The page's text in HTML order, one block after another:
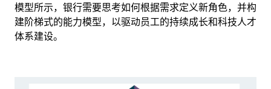
模型所示，银行需要思考如何根据需求定义新角色，并构
建阶梯式的能力模型，以驱动员工的持续成长和科技人才
体系建设。